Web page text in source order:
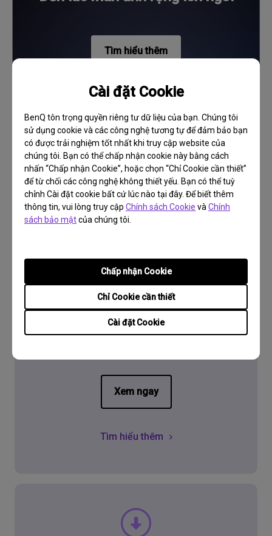
Cài đặt Cookie
BenQ tôn trọng quyền riêng tư dữ liệu của bạn. Chúng tôi
sử dụng cookie và các công nghệ tương tự để đảm bảo bạn
có được trải nghiệm tốt nhất khi truy cập website của
chúng tôi. Bạn có thể chấp nhận cookie này bằng cách
nhấn “Chấp nhận Cookie”, hoặc chọn “Chỉ Cookie cần thiết”
để từ chối các công nghệ không thiết yếu. Bạn có thể tuỳ
chỉnh Cài đặt cookie bất cứ lúc nào tại đây. Để biết thêm
thông tin, vui lòng truy cập Chính sách Cookie và Chính
sách bảo mậtcủa chúng tôi.
Cài đặt Cookie
Chỉ Cookie cần thiết
Chấp nhận Cookie
Tìm hiểu thêm
Hỗ trợ
Câu hỏi thường gặp
Xem ngay
Tìm hiểu thêm